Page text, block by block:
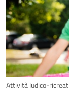
Attività ludico-